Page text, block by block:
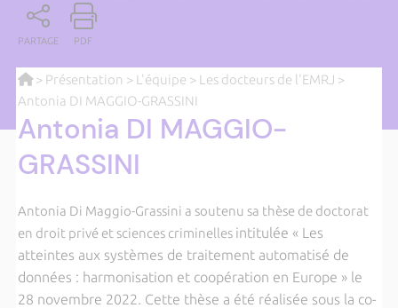
PARTAGE PDF
> Présentation > L'équipe > Les docteurs de l'EMRJ >
Antonia DI MAGGIO-GRASSINI
Antonia DI MAGGIO-
GRASSINI
Antonia Di Maggio-Grassini a soutenu sa thèse de doctorat
en droit privé et sciences criminelles intitulée « Les
atteintes aux systèmes de traitement automatisé de
données : harmonisation et coopération en Europe » le
28 novembre 2022. Cette thèse a été réalisée sous la co-